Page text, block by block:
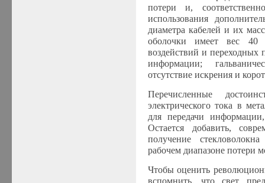
потери и,
использования
диаметра кабелей и их
оболочки имеет вес
воздействий и переходных
информации;
отсутствие искрения и
Перечисленные
электрического тока в
для передачи
Остается добавить,
получение
рабочем диапазоне потери
Чтобы оценить